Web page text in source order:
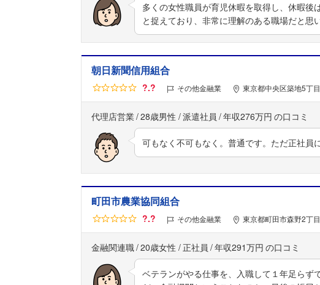
多くの女性職員が育児休暇を取得し、休暇後
と捉えており、非常に理解のある職場だと思
朝日新聞信用組合
?.? その他金融業 東京都中央区築地5丁
代理店営業 28歳男性 派遣社員 年収276万円
可もなく不可もなく。普通です。ただ正社
町田市農業協同組合
?.? その他金融業 東京都町田市森野2丁
金融関連職 20歳女性 正社員 年収291万円
ベテランがやる仕事を、入職して１年足らず